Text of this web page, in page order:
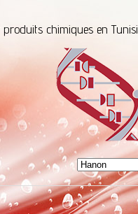
produits chimiques en